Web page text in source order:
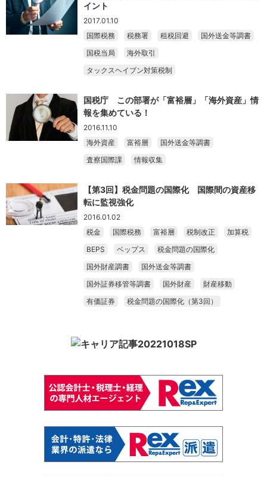
イント
2017.01.10
国際税務
税務署 租税回避
国外送金等調書
国税当局
海外取引
タックスヘイブン対策税制
国税庁 この部署が「富裕層」「海外資産」情
報を集めている！
2016.11.10
海外資産
富裕層
国外送金等調書
査察国際課
情報収集
【第3回】税金問題の国際化 国際間の資産移
転に監視強化
2016.01.02
税金
国際税務 富裕層 税制改正
加算税
BEPS
ベップス
税金問題の国際化
国外財産調書
国外送金等調書
国外証券移管等調書
国外財産
財産移動
有価証券
税金問題の国際化（第3回）